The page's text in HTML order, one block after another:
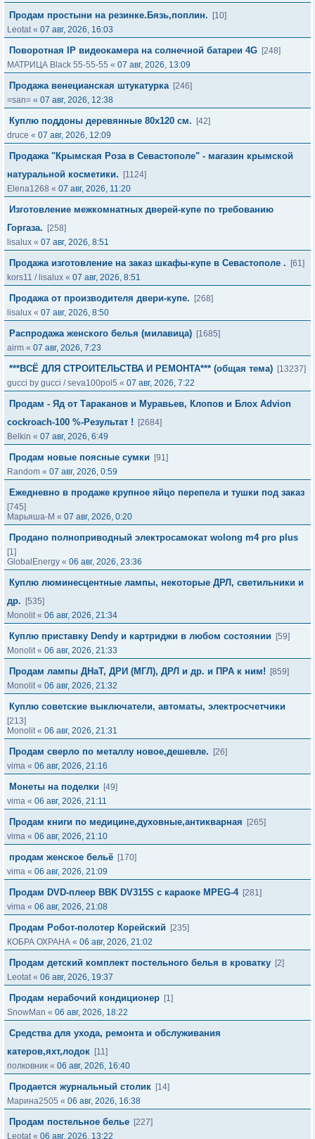
Продам простыни на резинке.Бязь,поплин.
[10]
Leotat« 07 авг, 2026, 16:03
Поворотная IP видеокамера на солнечной батареи 4G [248]
МАТРИЦА Black 55-55-55 « 07 авг, 2026, 13:09
Продажа венецианская штукатурка [246]
=san= « 07 авг, 2026, 12:38
Куплю поддоны деревянные 80х120 см.
[42]
druce « 07 авг, 2026, 12:09
Продажа "Крымская Роза в Севастополе" - магазин крымской
натуральной косметики.
[1124]
Elena1268 « 07 авг, 2026, 11:20
Изготовление межкомнатных дверей-купе по требованию
Горгаза.
[258]
lisalux « 07 авг, 2026, 8:51
Продажа изготовление на заказ шкафы-купе в Севастополе .
[61]
kors11 / lisalux « 07 авг, 2026, 8:51
Продажа от производителя двери-купе.
[268]
lisalux « 07 авг, 2026, 8:50
Распродажа женского белья (милавица) [1685]
airm « 07 авг, 2026, 7:23
***ВСЁ ДЛЯ СТРОИТЕЛЬСТВА И РЕМОНТА*** (общая тема) [13237]
gucci by gucci /seva100pol5 « 07 авг, 2026, 7:22
Продам - Яд от Тараканов и Муравьев, Клопов и Блох Advion
cockroach-100 %-Результат !
[2684]
Belkin « 07 авг, 2026, 6:49
Продам новые поясные сумки
[91]
Random « 07 авг, 2026, 0:59
Ежедневно в продаже крупное яйцо перепела и тушки под заказ
[745]
Марьяша-М « 07 авг, 2026, 0:20
Продано полноприводный электросамокат wolong m4 pro plus
[1]
GlobalEnergy « 06 авг, 2026, 23:36
Куплю люминесцентные лампы, некоторые ДРЛ, светильники и
др.
[535]
Monolit« 06 авг, 2026, 21:34
Куплю приставку Dendy и картриджи в любом состоянии
[59]
Monolit« 06 авг, 2026, 21:33
Продам лампы ДНаТ, ДРИ (МГЛ), ДРЛ и др. и ПРА к ним!
[859]
Monolit« 06 авг, 2026, 21:32
Куплю советские выключатели, автоматы, электросчетчики
[213]
Monolit« 06 авг, 2026, 21:31
Продам сверло по металлу новое,дешевле.
[26]
vima « 06 авг, 2026, 21:16
Монеты на поделки
[49]
vima « 06 авг, 2026, 21:11
Продам книги по медицине,духовные,антикварная
[265]
vima « 06 авг, 2026, 21:10
продам женское бельё [170]
vima « 06 авг, 2026, 21:09
Продам DVD-плеер BBK DV315S с караоке MPEG-4 [281]
vima « 06 авг, 2026, 21:08
Продам Робот-полотер Корейский
[235]
КОБРА ОХРАНА « 06 авг, 2026, 21:02
Продам детский комплект постельного белья в кроватку [2]
Leotat« 06 авг, 2026, 19:37
Продам нерабочий кондиционер [1]
SnowMan « 06 авг, 2026, 18:22
Средства для ухода, ремонта и обслуживания
катеров,яхт,лодок [11]
полковник « 06 авг, 2026, 16:40
Продается журнальный столик [14]
Марина2505 « 06 авг, 2026, 16:38
Продам постельное белье [227]
Leotat« 06 авг, 2026, 13:22